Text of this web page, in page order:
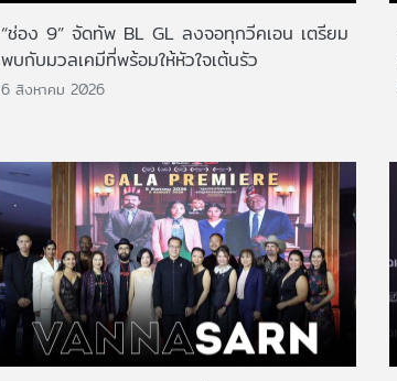
“ช่อง 9” จัดทัพ BL GL ลงจอทุกวีคเอน เตรียม
พบกับมวลเคมีที่พร้อมให้หัวใจเต้นรัว
6 สิงหาคม 2026